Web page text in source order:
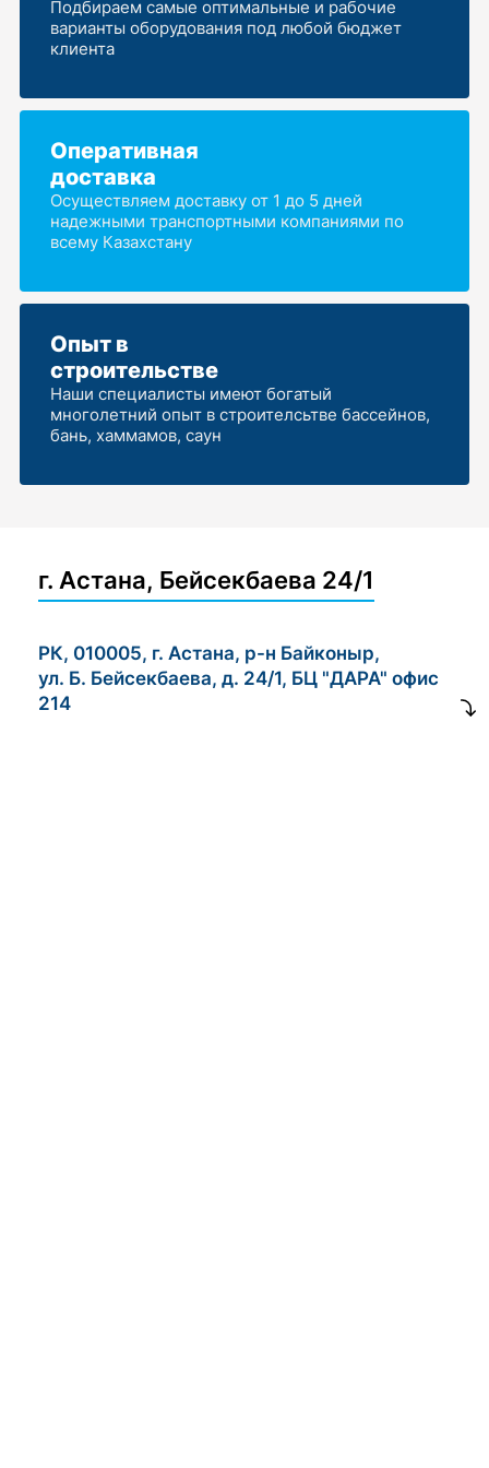
Подбираем самые оптимальные и рабочие
варианты оборудования под любой бюджет
клиента
Оперативная
доставка
Осуществляем доставку от 1 до 5 дней
надежными транспортными компаниями по
всему Казахстану
Опыт в
строительстве
Наши специалисты имеют богатый
многолетний опыт в строителсьтве бассейнов,
бань, хаммамов, саун
г. Астана, Бейсекбаева 24/1
РК, 010005, г. Астана, р-н Байконыр,
ул. Б. Бейсекбаева, д. 24/1, БЦ "ДАРА" офис
214